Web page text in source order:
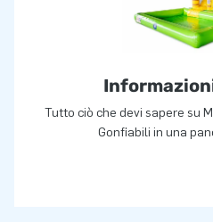
Tutto ciò che devi sapere su
Gonfiabili in una